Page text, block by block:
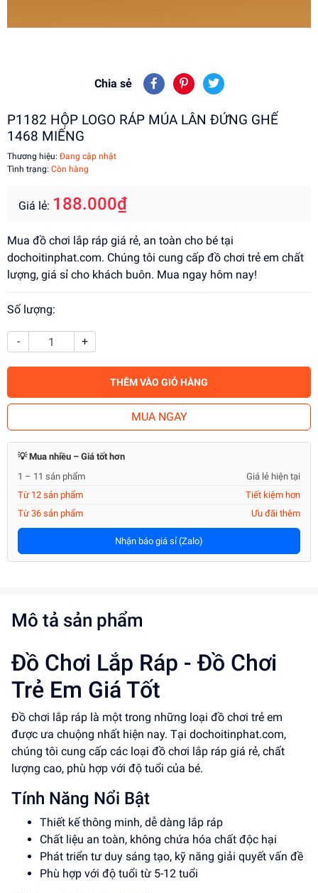
Chia sẻ
P1182 HỘP LOGO RÁP MÚA LÂN ĐỨNG GHẾ
1468 MIẾNG
Thương hiệu: Đang cập nhật
Tình trạng: Còn hàng
Giá lẻ: 188.000₫
Mua đồ chơi lắp ráp giá rẻ, an toàn cho bé tại
dochoitinphat.com. Chúng tôi cung cấp đồ chơi trẻ em chất
lượng, giá sỉ cho khách buôn. Mua ngay hôm nay!
Số lượng:
- +
THÊM VÀO GIỎ HÀNG
MUA NGAY
💡 Mua nhiều – Giá tốt hơn
1 – 11 sản phẩm
Giá lẻ hiện tại
Từ 12 sản phẩm
Tiết kiệm hơn
Từ 36 sản phẩm
Ưu đãi thêm
Nhận báo giá sỉ (Zalo)
Mô tả sản phẩm
Đồ Chơi Lắp Ráp - Đồ Chơi
Trẻ Em Giá Tốt
Đồ chơi lắp ráp là một trong những loại đồ chơi trẻ em
được ưa chuộng nhất hiện nay. Tại dochoitinphat.com,
chúng tôi cung cấp các loại đồ chơi lắp ráp giá rẻ, chất
lượng cao, phù hợp với độ tuổi của bé.
Tính Năng Nổi Bật
Thiết kế thông minh, dễ dàng lắp ráp
Chất liệu an toàn, không chứa hóa chất độc hại
Phát triển tư duy sáng tạo, kỹ năng giải quyết vấn đề
Phù hợp với độ tuổi từ 5-12 tuổi